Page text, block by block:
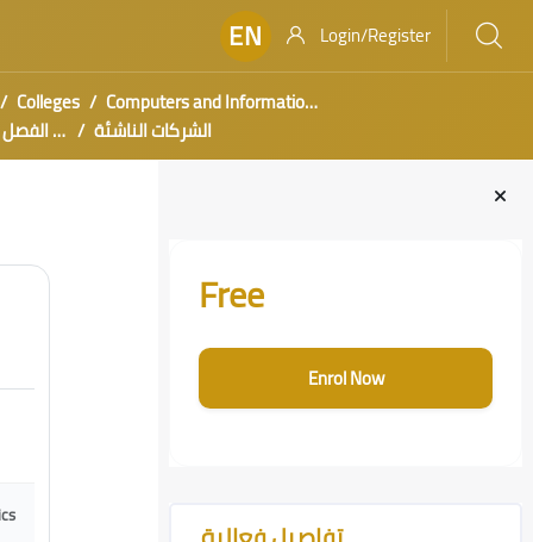
EN
Login/Register
Colleges
Computers and Information Technology
ورش عمل
الشركات الناشئة
Blocks
Free
Enrol Now